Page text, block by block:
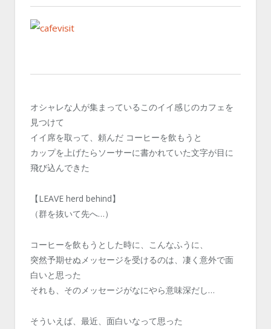
オシャレな人が集まっているこのイイ感じのカフェを
見つけて
イイ席を取って、頼んだ コーヒーを飲もうと
カップを上げたらソーサーに書かれていた文字が目に
飛び込んできた
【LEAVE herd behind】
（群を抜いて先へ…）
コーヒーを飲もうとした時に、こんなふうに、
突然予期せぬメッセージを受けるのは、凄く意外で面
白いと思った
それも、そのメッセージがなにやら意味深だし…
そういえば、最近、面白いなって思った